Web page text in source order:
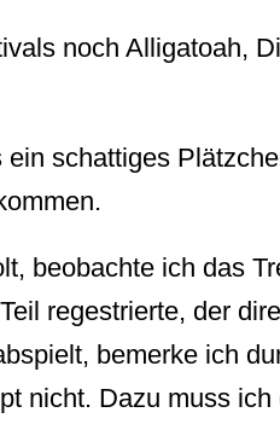
noch Alligatoah,
schattiges
beobachte ich das
regestrierte, der
bemerke ich
nicht. Dazu muss